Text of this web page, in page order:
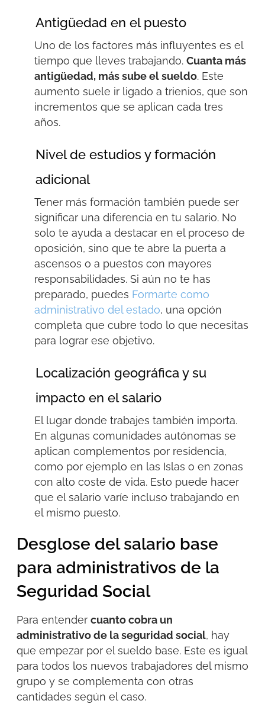
Antigüedad en el puesto
Uno de los factores más influyentes es el
tiempo que lleves trabajando. Cuanta más
antigüedad, más sube el sueldo. Este
aumento suele ir ligado a trienios, que son
incrementos que se aplican cada tres
años.
Nivel de estudios y formación
adicional
Tener más formación también puede ser
significar una diferencia en tu salario. No
solo te ayuda a destacar en el proceso de
oposición, sino que te abre la puerta a
ascensos o a puestos con mayores
responsabilidades. Si aún no te has
preparado, puedes Formarte como
administrativo del estado, una opción
completa que cubre todo lo que necesitas
para lograr ese objetivo.
Localización geográfica y su
impacto en el salario
El lugar donde trabajes también importa.
En algunas comunidades autónomas se
aplican complementos por residencia,
como por ejemplo en las Islas o en zonas
con alto coste de vida. Esto puede hacer
que el salario varíe incluso trabajando en
el mismo puesto.
Desglose del salario base
para administrativos de la
Seguridad Social
Para entender cuanto cobra un
administrativo de la seguridad social, hay
que empezar por el sueldo base. Este es igual
para todos los nuevos trabajadores del mismo
grupo y se complementa con otras
cantidades según el caso.